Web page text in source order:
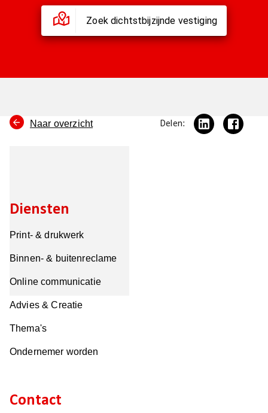
Zoek dichtstbijzijnde vestiging
Naar overzicht Delen:
Diensten
Print- & drukwerk
Binnen- & buitenreclame
Online communicatie
Advies & Creatie
Thema's
Ondernemer worden
Contact